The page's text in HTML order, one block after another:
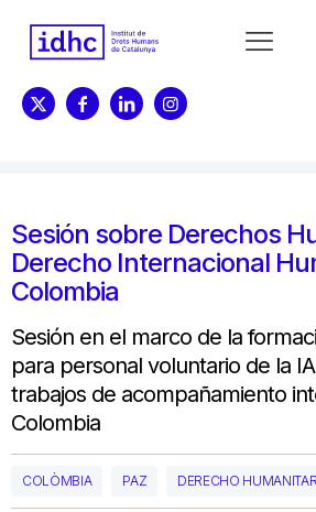
Sesión sobre Derechos
Derecho Internacional
Colombia
Sesión en el marco de la
para personal voluntario de la
trabajos de acompañamiento
Colombia
COLÒMBIA PAZ DERECHO